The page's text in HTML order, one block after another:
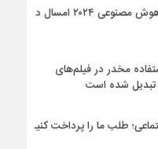
برگزاری مسابقات اوراسیا رباتیک و هوش مصنوعی ۲۰۲۴ امسال در
مخدر در فیلم‌های
شده است
طلب ما را پرداخت کنید